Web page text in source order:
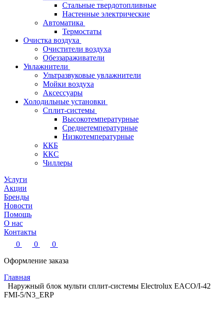
Стальные твердотопливные
Настенные электрические
Автоматика
Термостаты
Очистка воздуха
Очистители воздуха
Обеззараживатели
Увлажнители
Ультразвуковые увлажнители
Мойки воздуха
Аксессуары
Холодильные установки
Сплит-системы
Высокотемпературные
Среднетемпературные
Низкотемпературные
ККБ
ККС
Чиллеры
Услуги
Акции
Бренды
Новости
Помощь
О нас
Контакты
0
0
0
Оформление заказа
Главная
Наружный блок мульти сплит-системы Electrolux EACO/I-42
FMI-5/N3_ERP